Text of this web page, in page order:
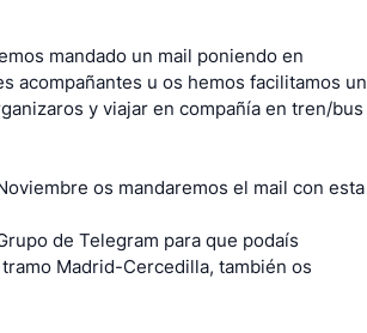
mandado un mail poniendo en
acompañantes u os hemos facilitamos un
y viajar en compañía en tren/bus
os mandaremos el mail con esta
de Telegram para que podaís
Madrid-Cercedilla, también os